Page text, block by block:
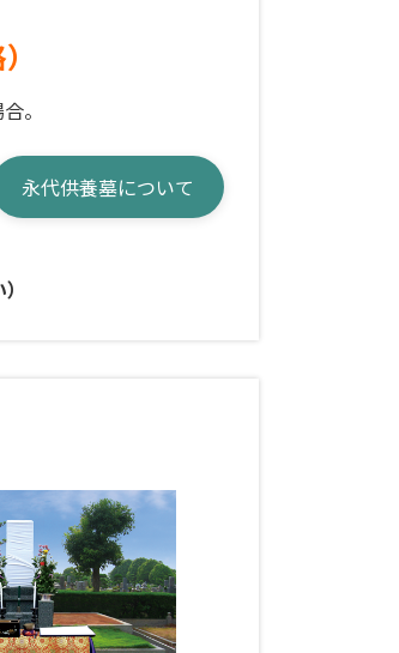
。
永代供養墓について